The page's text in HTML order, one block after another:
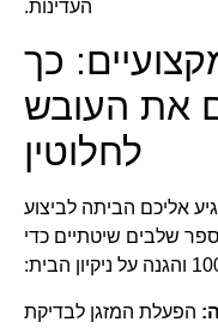
העדינות.
כך
את העובש
לחלוטין
אליכם הביתה לביצוע
שלבים שיטתיים כדי
הפעלת המזגן לבדיקת